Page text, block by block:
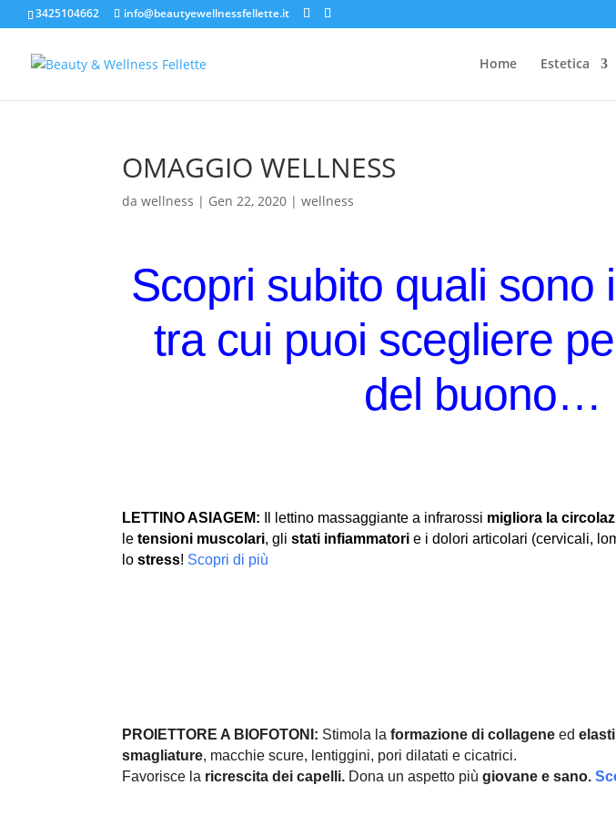
3425104662 info@beautyewellnessfellette.it
Home Estetica
OMAGGIO WELLNESS
dawellness | Gen 22, 2020 |wellness
Scopri subito quali sono
tra cui puoi scegliere
del buono…
LETTINO ASIAGEM: Il lettino massaggiante a infrarossi migliora la
letensioni muscolari, glistati infiammatorie i dolori articolari (cervicali,
lostress! Scopri di più
PROIETTORE A BIOFOTONI: Stimola la formazione di collageneed
smagliature, macchie scure, lentiggini, pori dilatati e cicatrici.
Favorisce la ricrescita dei capelli. Dona un aspetto piùgiovane e sano.